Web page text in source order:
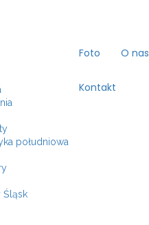
południowa
Śląsk
Foto O nas
Kontakt